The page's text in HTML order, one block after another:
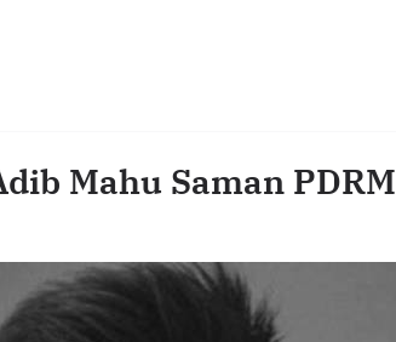
Mahu Saman PDRM